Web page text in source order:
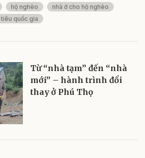
hộ nghèo
nhà ở cho hộ nghèo
quốc gia
Từ “nhà tạm” đến “nhà
mới” – hành trình đổi
thay ở Phú Thọ